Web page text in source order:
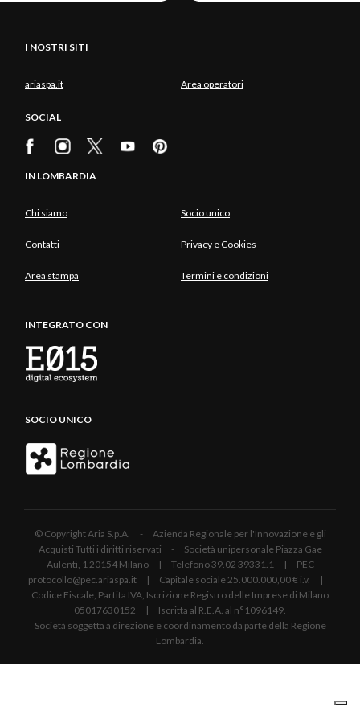
I NOSTRI SITI
ariaspa.it Area operatori
SOCIAL
IN LOMBARDIA
Chi siamo Socio unico
Contatti Privacy e Cookies
Area stampa Termini e condizioni
INTEGRATO CON
SOCIO UNICO
© Copyright Aria S.p.A. - Azienda Regionale per l'Innovazione e gli
Acquisti Tutti i diritti riservati - Società unipersonale Piazza Gae
Aulenti, 1 20154 Milano | Telefono 39.02 39331.1 | PEC
protocollo@pec.ariaspa.it | Capitale sociale 25.000.000,00 € i.v. |
Codice Fiscale, Partita IVA, Iscrizione Registro delle Imprese di Milano
05017630152 | Iscritta al R.E.A. al n°1096149.
Società soggetta a direzione e coordinamento da parte della Regione
Lombardia.